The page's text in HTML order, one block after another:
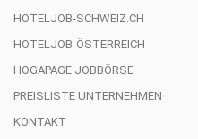
HOTELJOB-SCHWEIZ.CH
HOTELJOB-ÖSTERREICH
HOGAPAGE JOBBÖRSE
PREISLISTE UNTERNEHMEN
KONTAKT